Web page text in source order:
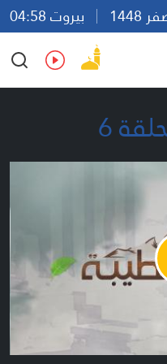
بيروت 04:58
Ar
En Fr Es
6